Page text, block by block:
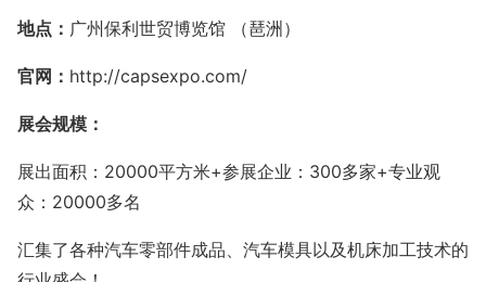
地点： 广州保利世贸博览馆 （琶洲）
官网： http://capsexpo.com/
展会规模：
展出面积：20000平方米+参展企业：300多家+专业观
众：20000多名
汇集了各种汽车零部件成品、汽车模具以及机床加工技术的